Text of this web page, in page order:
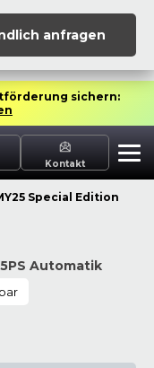
anfragen
sichern:
Kontakt
Special Edition
Automatik